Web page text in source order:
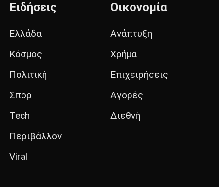
Ειδήσεις
Ελλάδα
Κόσμος
Πολιτική
Σπορ
Tech
Περιβάλλον
Viral
Οικονομία
Ανάπτυξη
Χρήμα
Επιχειρήσεις
Αγορές
Διεθνή